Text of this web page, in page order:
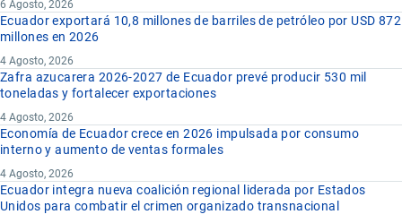
6 Agosto, 2026
Ecuador exportará 10,8 millones de barriles de petróleo por USD 872
millones en 2026
4 Agosto, 2026
Zafra azucarera 2026-2027 de Ecuador prevé producir 530 mil
toneladas y fortalecer exportaciones
4 Agosto, 2026
Economía de Ecuador crece en 2026 impulsada por consumo
interno y aumento de ventas formales
4 Agosto, 2026
Ecuador integra nueva coalición regional liderada por Estados
Unidos para combatir el crimen organizado transnacional